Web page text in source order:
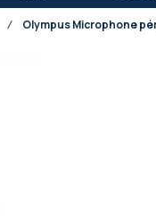
Olympus Microphone